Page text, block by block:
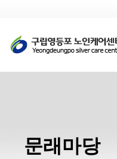
문래마당